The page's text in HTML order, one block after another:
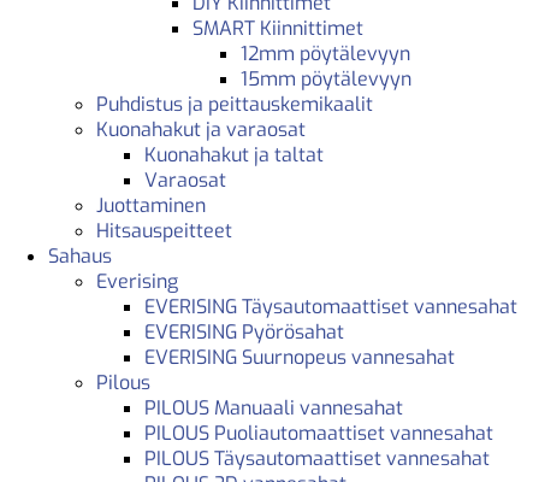
SMART Kiinnittimet
12mm pöytälevyyn
15mm pöytälevyyn
Puhdistus ja peittauskemikaalit
Kuonahakut ja varaosat
Kuonahakut ja taltat
Varaosat
Juottaminen
Hitsauspeitteet
Sahaus
Everising
EVERISING Täysautomaattiset vannesahat
EVERISING Pyörösahat
EVERISING Suurnopeus vannesahat
Pilous
PILOUS Manuaali vannesahat
PILOUS Puoliautomaattiset vannesahat
PILOUS Täysautomaattiset vannesahat